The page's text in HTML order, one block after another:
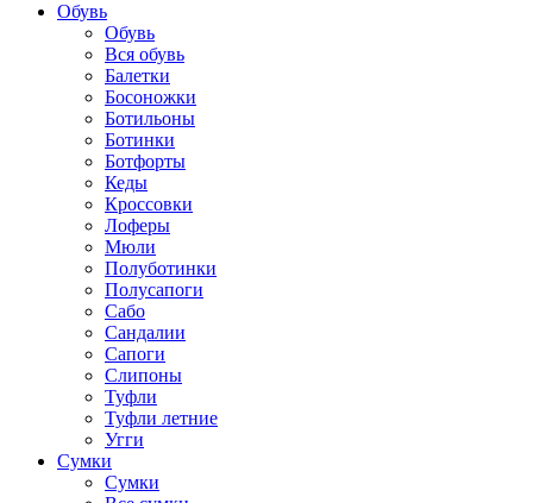
Обувь
Обувь
Вся обувь
Балетки
Босоножки
Ботильоны
Ботинки
Ботфорты
Кеды
Кроссовки
Лоферы
Мюли
Полуботинки
Полусапоги
Сабо
Сандалии
Сапоги
Слипоны
Туфли
Туфли летние
Угги
Сумки
Сумки